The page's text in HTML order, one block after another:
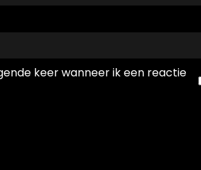
keer wanneer ik een reactie